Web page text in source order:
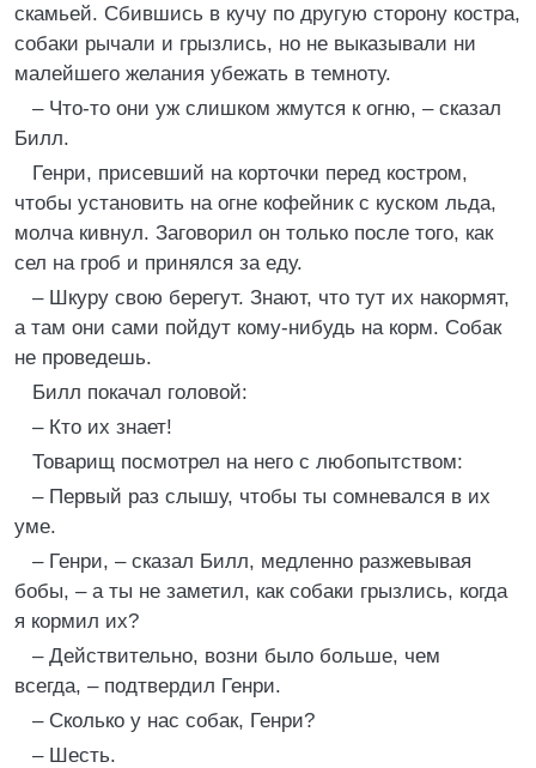
скамьей. Сбившись в кучу по другую сторону костра,
собаки рычали и грызлись, но не выказывали ни
малейшего желания убежать в темноту.
– Что-то они уж слишком жмутся к огню, – сказал
Билл.
Генри, присевший на корточки перед костром,
чтобы установить на огне кофейник с куском льда,
молча кивнул. Заговорил он только после того, как
сел на гроб и принялся за еду.
– Шкуру свою берегут. Знают, что тут их накормят,
а там они сами пойдут кому-нибудь на корм. Собак
не проведешь.
Билл покачал головой:
– Кто их знает!
Товарищ посмотрел на него с любопытством:
– Первый раз слышу, чтобы ты сомневался в их
уме.
– Генри, – сказал Билл, медленно разжевывая
бобы, – а ты не заметил, как собаки грызлись, когда
я кормил их?
– Действительно, возни было больше, чем
всегда, – подтвердил Генри.
– Сколько у нас собак, Генри?
– Шесть.